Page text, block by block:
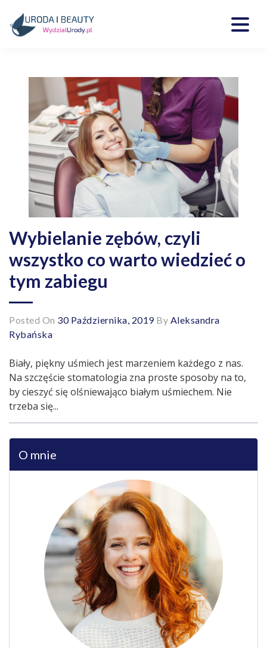
content
Wybielanie zębów, czyli
wszystko co warto wiedzieć o
tym zabiegu
Posted On 30 Października, 2019By Aleksandra
Rybańska
Biały, piękny uśmiech jest marzeniem każdego z nas.
Na szczęście stomatologia zna proste sposoby na to,
by cieszyć się olśniewająco białym uśmiechem. Nie
trzeba się...
O mnie